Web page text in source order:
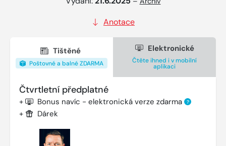
Anotace
Tištěné
Poštovné a balné ZDARMA
Elektronické
Čtěte ihned i v mobilní
aplikaci
Čtvrtletní předplatné
+ Bonus navíc - elektronická verze zdarma ?
+ Dárek